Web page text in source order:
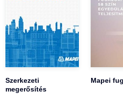
Szerkezeti
megerősítés
Mapei